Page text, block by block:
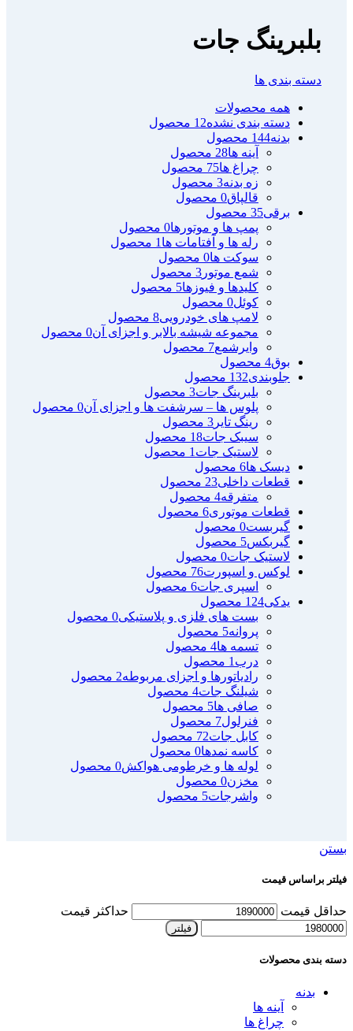
بلبرینگ جات
دسته بندی ها
همه محصولات
دسته بندی نشده12 محصول
بدنه144 محصول
آینه ها28 محصول
چراغ ها75 محصول
زه بدنه3 محصول
قالپاق0 محصول
برقی35 محصول
پمپ ها و موتورها0 محصول
رله ها و آفتامات ها 1 محصول
سوکت ها0 محصول
شمع موتور 3 محصول
کلیدها و فیوزها5 محصول
کوئل0 محصول
لامپ های خودرویی8 محصول
مجموعه شیشه بالابر و اجزای آن0 محصول
وایرشمع7 محصول
بوق4 محصول
جلوبندی132 محصول
بلبرینگ جات3 محصول
پلوس ها – سرشفت ها و اجزای آن0 محصول
رینگ تایر 3 محصول
سیبک جات18 محصول
لاستیک جات 1 محصول
دیسک ها6 محصول
قطعات داخلی23 محصول
متفرقه4 محصول
قطعات موتوری6 محصول
گیربست0 محصول
گیربکس5 محصول
لاستیک جات0 محصول
لوکس و اسپورت76 محصول
اسپری جات6 محصول
یدکی124 محصول
بست های فلزی و پلاستیکی0 محصول
پروانه5 محصول
تسمه ها4 محصول
درب 1 محصول
رادیاتورها و اجزای مربوطه2 محصول
شیلنگ جات4 محصول
صافی ها5 محصول
فنرلول7 محصول
کابل جات72 محصول
کاسه نمدها0 محصول
لوله ها و خرطومی هواکش0 محصول
مخزن0 محصول
واشرجات5 محصول
بستن
فیلتر براساس قیمت
حداقل قیمت حداکثر قیمت
فیلتر
دسته بندی محصولات
بدنه
آینه ها
چراغ ها